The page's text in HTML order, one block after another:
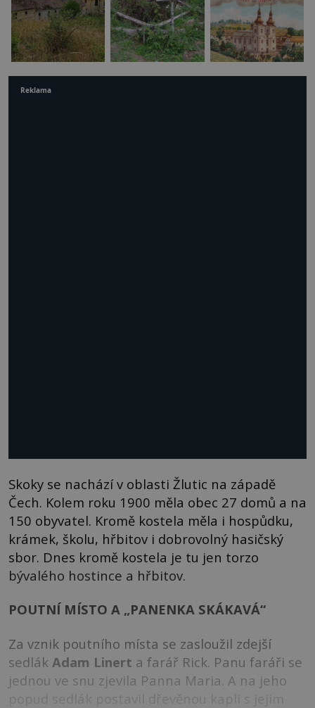
Skoky se nachází v oblasti Žlutic na západě
Čech. Kolem roku 1900 měla obec 27 domů a na
150 obyvatel. Kromě kostela měla i hospůdku,
krámek, školu, hřbitov i dobrovolný hasičský
sbor. Dnes kromě kostela je tu jen torzo
bývalého hostince a hřbitov.
POUTNÍ MÍSTO A „PANENKA SKÁKAVÁ“
Za vznik poutního místa se zasloužil zdejší
sedlák Adam Linert a farář Rick. Panu faráři se
jednou ve snu zjevila Panna Maria. A na jeho
popud sedlák postavil dřevěnou kapli s jejím
Reklama